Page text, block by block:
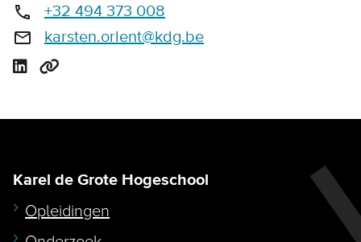
call
+32 494 373 008
email
karsten.orlent@kdg.be
Karel de Grote Hogeschool
Opleidingen